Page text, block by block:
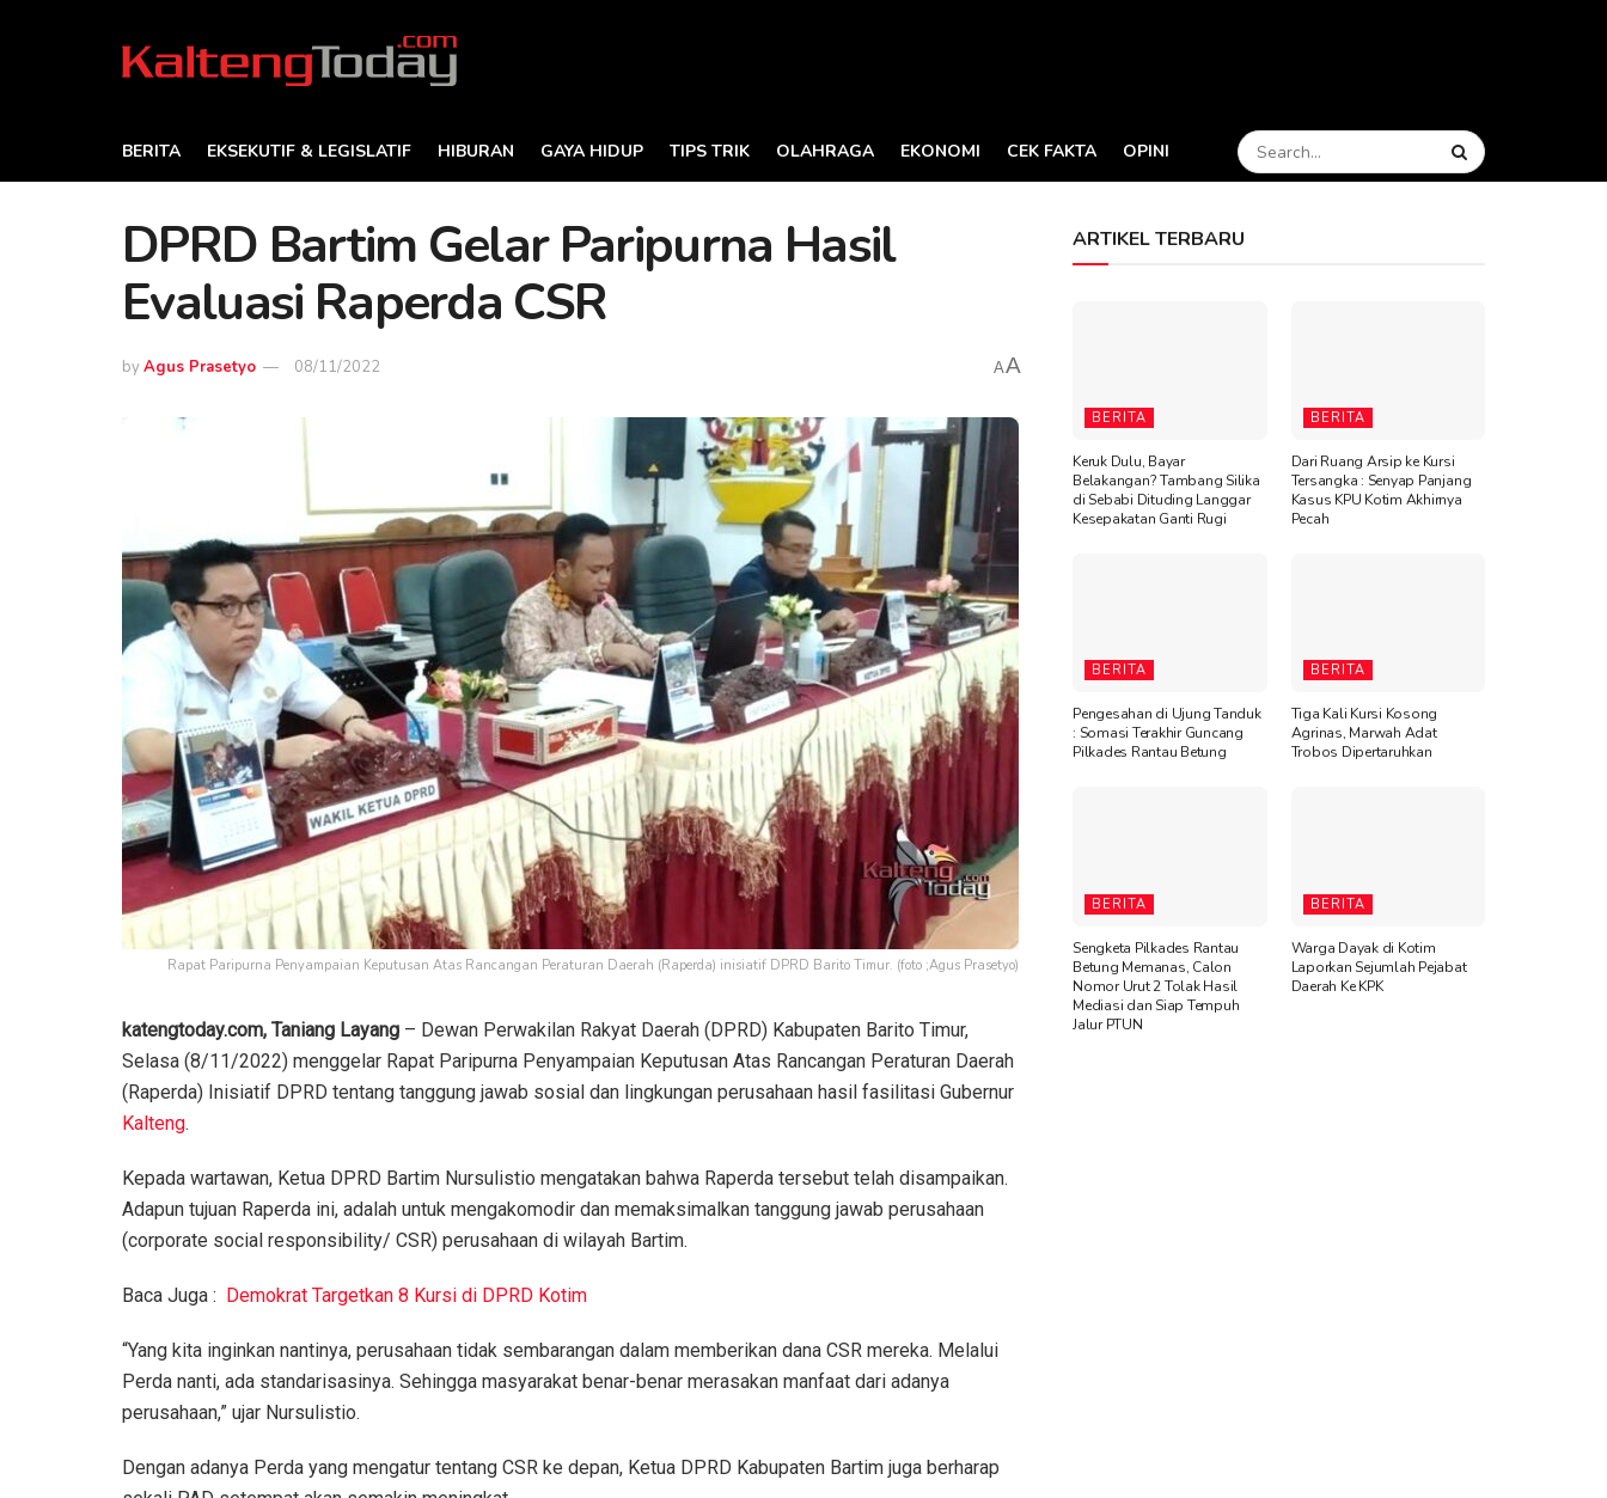
BERITA EKSEKUTIF & LEGISLATIF HIBURAN GAYA HIDUP TIPS TRIK OLAHRAGA EKONOMI CEK FAKTA OPINI
DPRD Bartim Gelar Paripurna Hasil
Evaluasi Raperda CSR
byAgus Prasetyo 08/11/2022 AA
Rapat Paripurna Penyampaian Keputusan Atas Rancangan Peraturan Daerah (Raperda) inisiatif DPRD Barito Timur. (foto ;Agus Prasetyo)
katengtoday.com, Taniang Layang – Dewan Perwakilan Rakyat Daerah (DPRD) Kabupaten Barito Timur,
Selasa (8/11/2022) menggelar Rapat Paripurna Penyampaian Keputusan Atas Rancangan Peraturan Daerah
(Raperda) Inisiatif DPRD tentang tanggung jawab sosial dan lingkungan perusahaan hasil fasilitasi Gubernur
Kalteng.
Kepada wartawan, Ketua DPRD Bartim Nursulistio mengatakan bahwa Raperda tersebut telah disampaikan.
Adapun tujuan Raperda ini, adalah untuk mengakomodir dan memaksimalkan tanggung jawab perusahaan
(corporate social responsibility/ CSR) perusahaan di wilayah Bartim.
Baca Juga : Demokrat Targetkan 8 Kursi di DPRD Kotim
“Yang kita inginkan nantinya, perusahaan tidak sembarangan dalam memberikan dana CSR mereka. Melalui
Perda nanti, ada standarisasinya. Sehingga masyarakat benar-benar merasakan manfaat dari adanya
perusahaan,” ujar Nursulistio.
Dengan adanya Perda yang mengatur tentang CSR ke depan, Ketua DPRD Kabupaten Bartim juga berharap
ARTIKEL TERBARU
BERITA
Keruk Dulu, Bayar
Belakangan? Tambang Silika
di Sebabi Dituding Langgar
Kesepakatan Ganti Rugi
BERITA
Dari Ruang Arsip ke Kursi
Tersangka : Senyap Panjang
Kasus KPU Kotim Akhirnya
Pecah
BERITA
Pengesahan di Ujung Tanduk
: Somasi Terakhir Guncang
Pilkades Rantau Betung
BERITA
Tiga Kali Kursi Kosong
Agrinas, Marwah Adat
Trobos Dipertaruhkan
BERITA
Sengketa Pilkades Rantau
Betung Memanas, Calon
Nomor Urut 2 Tolak Hasil
Mediasi dan Siap Tempuh
Jalur PTUN
BERITA
Warga Dayak di Kotim
Laporkan Sejumlah Pejabat
Daerah Ke KPK